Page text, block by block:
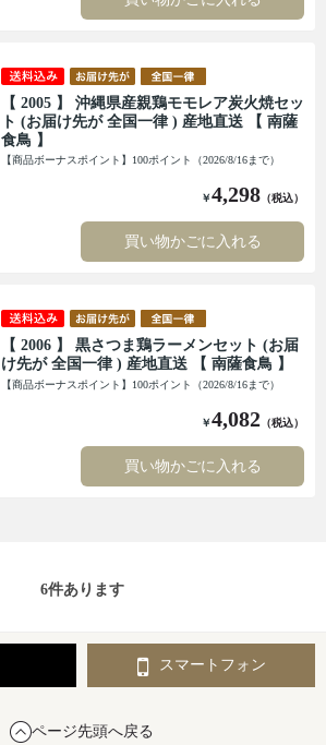
【 2005 】 沖縄県産親鶏モモレア炭火焼セッ
ト (お届け先が 全国一律 ) 産地直送 【 南薩
食鳥 】
【商品ボーナスポイント】100ポイント（2026/8/16まで）
￥4,298 （税込）
買い物かごに入れる
【 2006 】 黒さつま鶏ラーメンセット (お届
け先が 全国一律 ) 産地直送 【 南薩食鳥 】
【商品ボーナスポイント】100ポイント（2026/8/16まで）
￥4,082 （税込）
買い物かごに入れる
6件あります
スマートフォン
ページ先頭へ戻る